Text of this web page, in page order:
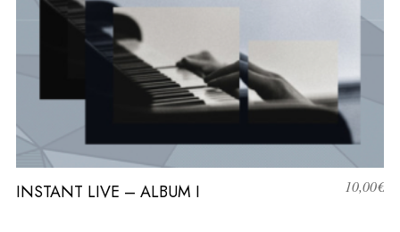
INSTANT LIVE – ALBUM I 10,00€